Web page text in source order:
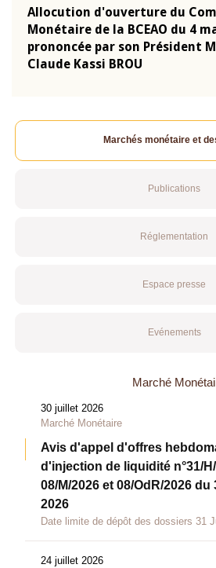
Allocution d'ouverture du
Monétaire de la BCEAO du 4
prononcée par son Président
Claude Kassi BROU
Marchés monétaire et
Publications
Réglementation
Espace presse
Evénements
Marché
30 juillet 2026
Marché Monétaire
Avis d'appel d'offres
d'injection de liquidité n°31/
08/M/2026 et 08/OdR/2026 du
2026
Date limite de dépôt des dossiers 31
24 juillet 2026